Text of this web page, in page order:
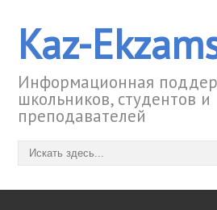
Kaz-
Информационная
школьников, студентов и
преподавателей